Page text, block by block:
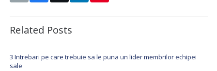
Related Posts
3 Intrebari pe care trebuie sa le puna un lider membrilor echipei
sale